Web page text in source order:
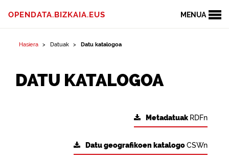
MENUA
OPENDATA.BIZKAIA.EUS
Hasiera Datuak Datu katalogoa
DATU KATALOGOA
Metadatuak RDFn
Datu geografikoen katalogoCSWn